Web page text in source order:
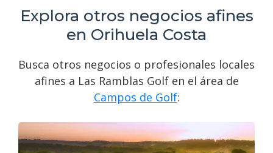
Explora otros negocios afines
en Orihuela Costa
Busca otros negocios o profesionales locales
afines a Las Ramblas Golf en el área de
Campos de Golf: